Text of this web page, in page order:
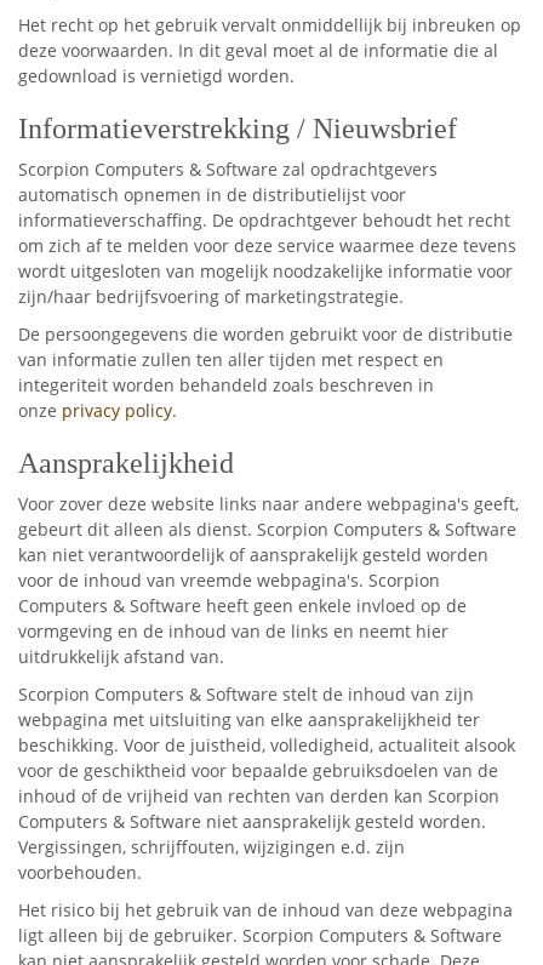
Het recht op het gebruik vervalt onmiddellijk bij inbreuken op
deze voorwaarden. In dit geval moet al de informatie die al
gedownload is vernietigd worden.
Informatieverstrekking / Nieuwsbrief
Scorpion Computers & Software zal opdrachtgevers
automatisch opnemen in de distributielijst voor
informatieverschaffing. De opdrachtgever behoudt het recht
om zich af te melden voor deze service waarmee deze tevens
wordt uitgesloten van mogelijk noodzakelijke informatie voor
zijn/haar bedrijfsvoering of marketingstrategie.
De persoongegevens die worden gebruikt voor de distributie
van informatie zullen ten aller tijden met respect en
integeriteit worden behandeld zoals beschreven in
onze privacy policy.
Aansprakelijkheid
Voor zover deze website links naar andere webpagina's geeft,
gebeurt dit alleen als dienst. Scorpion Computers & Software
kan niet verantwoordelijk of aansprakelijk gesteld worden
voor de inhoud van vreemde webpagina's. Scorpion
Computers & Software heeft geen enkele invloed op de
vormgeving en de inhoud van de links en neemt hier
uitdrukkelijk afstand van.
Scorpion Computers & Software stelt de inhoud van zijn
webpagina met uitsluiting van elke aansprakelijkheid ter
beschikking. Voor de juistheid, volledigheid, actualiteit alsook
voor de geschiktheid voor bepaalde gebruiksdoelen van de
inhoud of de vrijheid van rechten van derden kan Scorpion
Computers & Software niet aansprakelijk gesteld worden.
Vergissingen, schrijffouten, wijzigingen e.d. zijn
voorbehouden.
Het risico bij het gebruik van de inhoud van deze webpagina
ligt alleen bij de gebruiker. Scorpion Computers & Software
kan niet aansprakelijk gesteld worden voor schade. Deze